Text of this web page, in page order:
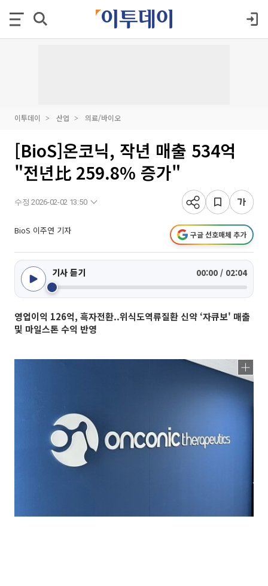
이투데이 산업 의료/바이오
[BioS]온코닉, 작년 매출 534억
"전년比 259.8% 증가"
수정 2026-02-02 13:50
BioS 이주연 기자 구글 선호매체 추가
기사 듣기 00:00 / 02:04
영업이익 126억, 흑자전환..위식도역류질환 신약 ‘자큐보' 매출
및 마일스톤 수익 반영